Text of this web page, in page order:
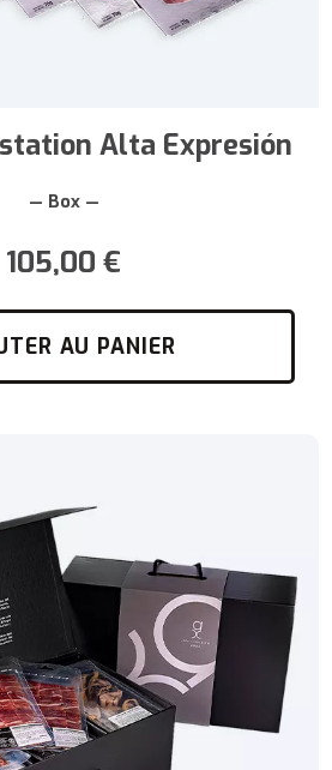
Alta Expresión
— Box —
105,00 €
AU PANIER